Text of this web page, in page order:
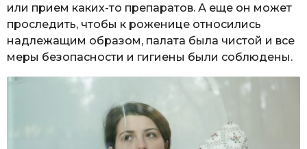
или прием каких-то препаратов. А еще он может
проследить, чтобы к роженице относились
надлежащим образом, палата была чистой и все
меры безопасности и гигиены были соблюдены.